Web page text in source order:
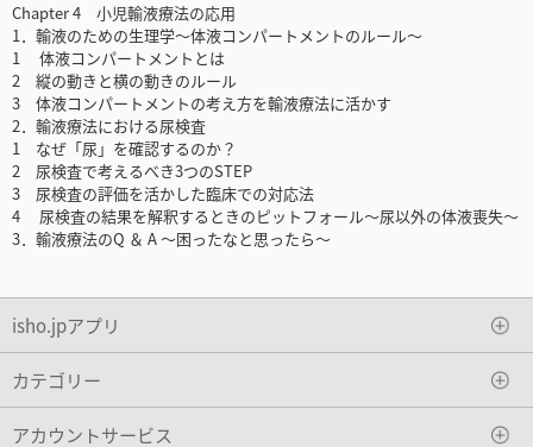
Chapter 4 小児輸液療法の応用
1．輸液のための生理学～体液コンパートメントのルール～
1 体液コンパートメントとは
2 縦の動きと横の動きのルール
3 体液コンパートメントの考え方を輸液療法に活かす
2．輸液療法における尿検査
1 なぜ「尿」を確認するのか？
2 尿検査で考えるべき3つのSTEP
3 尿検査の評価を活かした臨床での対応法
4 尿検査の結果を解釈するときのピットフォール～尿以外の体液喪失～
3．輸液療法のQ ＆ A ～困ったなと思ったら～
isho.jpアプリ
カテゴリー
アカウントサービス